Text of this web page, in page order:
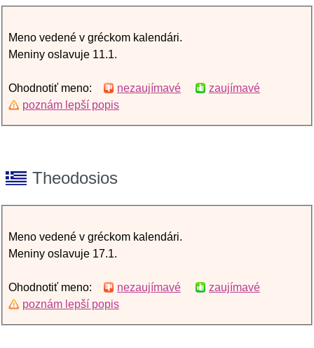
Meno vedené v gréckom kalendári.
Meniny oslavuje 11.1.
Ohodnotiť meno: nezaujímavé
zaujímavé
poznám lepší popis
Theodosios
Meno vedené v gréckom kalendári.
Meniny oslavuje 17.1.
Ohodnotiť meno: nezaujímavé
zaujímavé
poznám lepší popis